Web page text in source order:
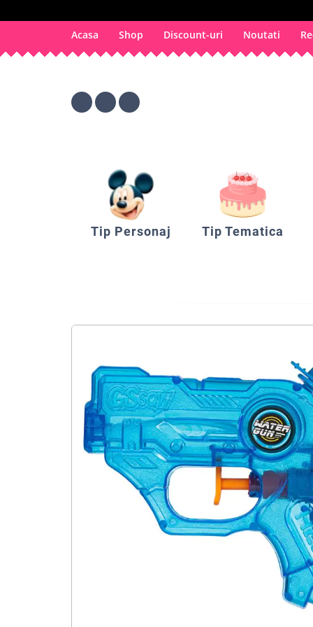
Acasa Shop Discount-uri Noutati
Tip Personaj Tip Tematica